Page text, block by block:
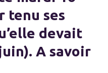
tenu ses
devait
A savoir